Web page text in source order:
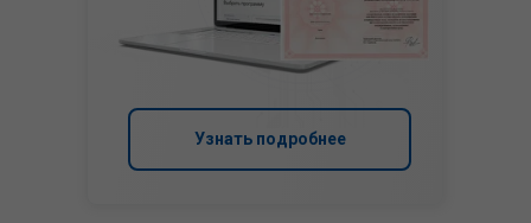
Узнать подробнее